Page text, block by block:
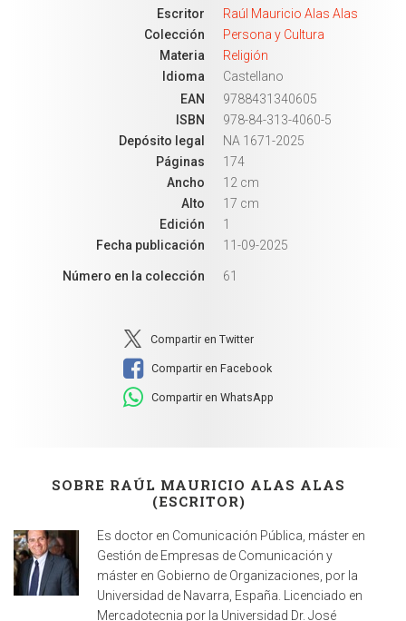
Escritor
Raúl Mauricio Alas Alas
Colección
Persona y Cultura
Materia
Religión
Idioma
Castellano
EAN
9788431340605
ISBN
978-84-313-4060-5
Depósito legal
NA 1671-2025
Páginas
174
Ancho
12 cm
Alto
17 cm
Edición
1
Fecha publicación
11-09-2025
Número en la colección 61
Compartir en Twitter
Compartir en Facebook
Compartir en WhatsApp
SOBRE RAÚL MAURICIO ALAS ALAS
(ESCRITOR)
Es doctor en Comunicación Pública, máster en
Gestión de Empresas de Comunicación y
máster en Gobierno de Organizaciones, por la
Universidad de Navarra, España. Licenciado en
Mercadotecnia por la Universidad Dr. José